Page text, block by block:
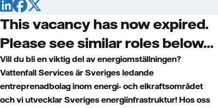
This vacancy has now expired.
Please see similar roles below...
Vill du bli en viktig del av energiomställningen?
Vattenfall Services är Sveriges ledande
entreprenadbolag inom energi- och elkraftsområdet
och vi utvecklar Sveriges energiinfrastruktur! Hos oss